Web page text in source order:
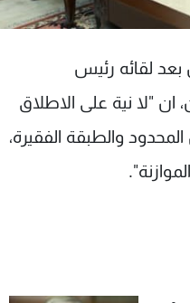
لقائه رئيس
ان "لا نية على الاطلاق
والطبقة الفقيرة،